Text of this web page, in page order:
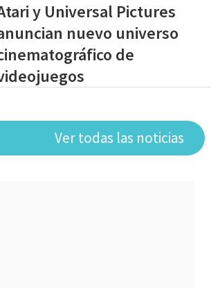
y Universal Pictures
nuevo universo
de
Ver todas las noticias